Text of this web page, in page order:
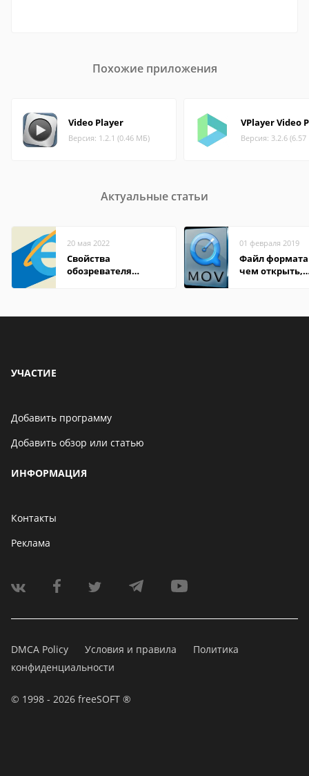
Похожие приложения
Video Player
Версия: 1.2.1 (0.46 МБ)
VPlayer Video
Версия: 3.2.6
Актуальные статьи
20 мая 2022
Свойства
обозревателя
01 февраля 2019
Файл формата
чем открыть,
УЧАСТИЕ
Добавить программу
Добавить обзор или статью
ИНФОРМАЦИЯ
Контакты
Реклама
DMCA Policy Условия и правила
Политика
конфиденциальности
© 1998 - 2026 freeSOFT ®